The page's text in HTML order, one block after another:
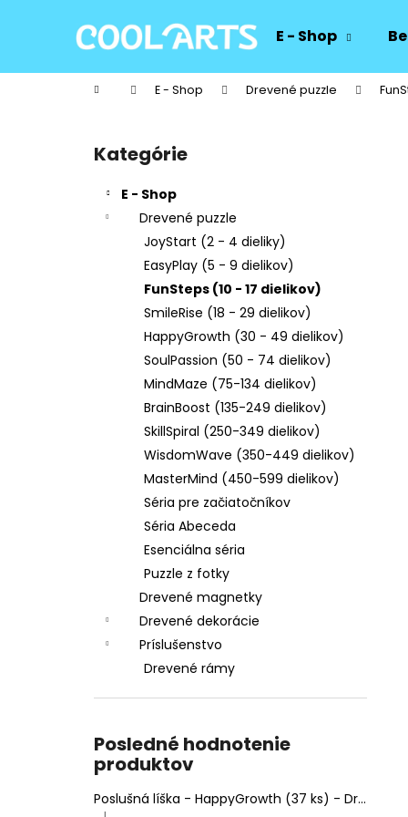
E - Shop
Domov E - Shop Drevené puzzle
Preskočiť
kategórie
Kategórie
E - Shop
Drevené puzzle
JoyStart (2 - 4 dieliky)
EasyPlay (5 - 9 dielikov)
FunSteps (10 - 17 dielikov)
SmileRise (18 - 29 dielikov)
HappyGrowth (30 - 49 dielikov)
SoulPassion (50 - 74 dielikov)
MindMaze (75-134 dielikov)
BrainBoost (135-249 dielikov)
SkillSpiral (250-349 dielikov)
WisdomWave (350-449 dielikov)
MasterMind (450-599 dielikov)
Séria pre začiatočníkov
Séria Abeceda
Esenciálna séria
Puzzle z fotky
Drevené magnetky
Drevené dekorácie
Príslušenstvo
Drevené rámy
Posledné hodnotenie
produktov
Poslušná líška - HappyGrowth (37 ks) - Drevené puzzle
í
Späť
do
Späť
do
DREVENÝ RÁM MINDMAZE (OBDĹŽNIK 28
X 37 CM)
€4,95